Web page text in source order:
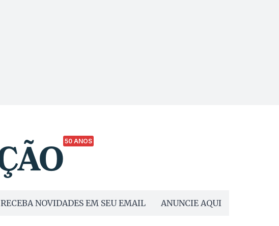
50 ANOS
RECEBA NOVIDADES EM SEU EMAIL ANUNCIE AQUI